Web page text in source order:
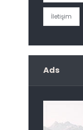
İletişim
Ads